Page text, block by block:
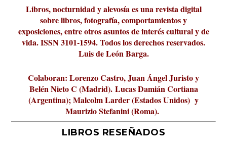
Liber 2026 al Fomento de la Le...
Revista Cultural Turia, númer...
10.000 pasos al día? Lo que d...
paisajística del mar de Sicil...
París
metafísicos de la novela ne...
Libros, nocturnidad y alevosía es una revista digital
sobre libros, fotografía, comportamientos y
exposiciones, entre otros asuntos de interés cultural y de
vida. ISSN 3101-1594. Todos los derechos reservados.
Luis de León Barga.
Colaboran: Lorenzo Castro, Juan Ángel Juristo y
Belén Nieto C (Madrid). Lucas Damián Cortiana
(Argentina); Malcolm Larder (Estados Unidos) y
Maurizio Stefanini (Roma).
LIBROS RESEÑADOS